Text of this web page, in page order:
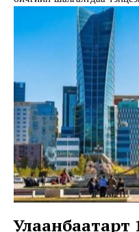
Улаанбаатарт